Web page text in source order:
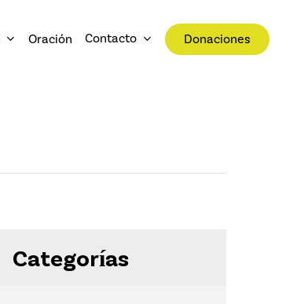
Oración Contacto Donaciones
Categorías